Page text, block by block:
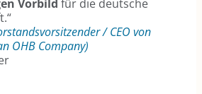
Vorbild für die deutsche
/ CEO von
OHB Company)